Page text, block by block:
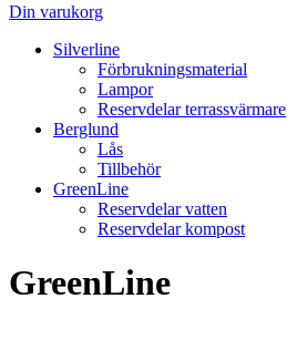
Din varukorg
Silverline
Förbrukningsmaterial
Lampor
Reservdelar terrassvärmare
Berglund
Lås
Tillbehör
GreenLine
Reservdelar vatten
Reservdelar kompost
GreenLine